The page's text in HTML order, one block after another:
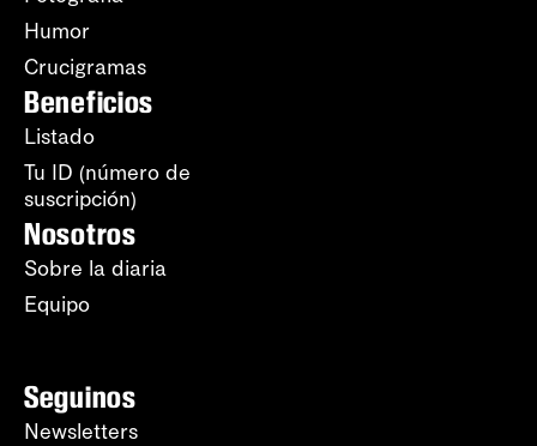
Humor
Crucigramas
Beneficios
Listado
Tu ID (número de
suscripción)
Nosotros
Sobre la diaria
Equipo
Seguinos
Newsletters